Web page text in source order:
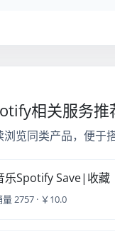
相关服务推
浏览同类产品，便于
乐Spotify Save|收藏
量 2757 · ￥10.0